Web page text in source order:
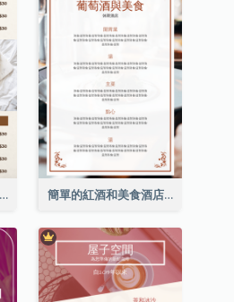
棕色咖啡照片網格咖啡店菜單 簡單的紅酒和美食酒店餐廳菜單